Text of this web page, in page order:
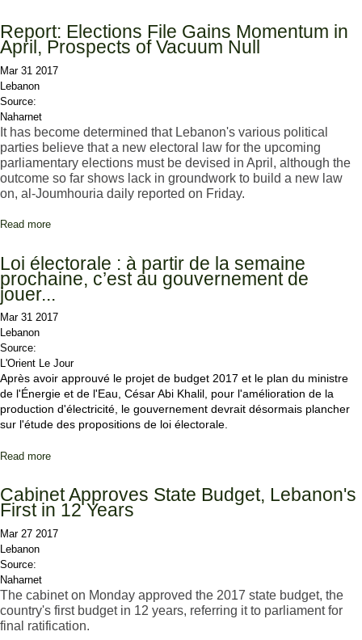
Report: Elections File Gains Momentum in
April, Prospects of Vacuum Null
Mar 31 2017
Lebanon
Source:
Naharnet
It has become determined that Lebanon's various political
parties believe that a new electoral law for the upcoming
parliamentary elections must be devised in April, although the
outcome so far shows lack in groundwork to build a new law
on, al-Joumhouria daily reported on Friday.
Read more
Loi électorale : à partir de la semaine
prochaine, c’est au gouvernement de
jouer...
Mar 31 2017
Lebanon
Source:
L'Orient Le Jour
Après avoir approuvé le projet de budget 2017 et le plan du ministre
de l'Énergie et de l'Eau, César Abi Khalil, pour l'amélioration de la
production d'électricité, le gouvernement devrait désormais plancher
sur l'étude des propositions de loi électorale.
Read more
Cabinet Approves State Budget, Lebanon's
First in 12 Years
Mar 27 2017
Lebanon
Source:
Naharnet
The cabinet on Monday approved the 2017 state budget, the
country's first budget in 12 years, referring it to parliament for
final ratification.